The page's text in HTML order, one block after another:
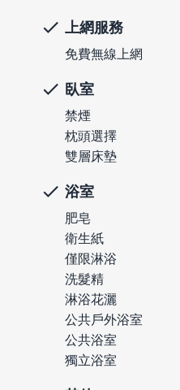
上網服務
免費無線上網
臥室
禁煙
枕頭選擇
雙層床墊
浴室
肥皂
衛生紙
僅限淋浴
洗髮精
淋浴花灑
公共戶外浴室
公共浴室
獨立浴室